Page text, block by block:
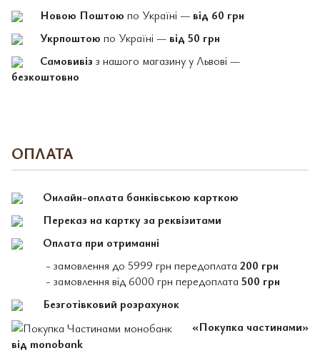
Новою Поштою по Україні — від 60 грн
Укрпоштою по Україні — від 50 грн
Самовивіз з нашого магазину у Львові —
безкоштовно
ОПЛАТА
Онлайн-оплата банківською карткою
Переказ на картку за реквізитами
Оплата при отриманні
- замовлення до 5999 грн передоплата 200 грн
- замовлення від 6000 грн передоплата 500 грн
Безготівковий розрахунок
«Покупка частинами»
від monobank